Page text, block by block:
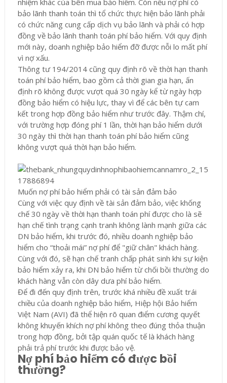
nhiệm khác của bên mua bảo hiểm. Còn nếu nợ phí có
bảo lãnh thanh toán thì tổ chức thực hiện bảo lãnh phải
có chức năng cung cấp dịch vụ bảo lãnh và phải có hợp
đồng về bảo lãnh thanh toán phí bảo hiểm. Với quy định
mới này, doanh nghiệp bảo hiểm đỡ được nỗi lo mất phí
vì nợ xấu.
Thông tư 194/2014 cũng quy định rõ về thời hạn thanh
toán phí bảo hiểm, bao gồm cả thời gian gia hạn, ấn
định rõ không được vượt quá 30 ngày kể từ ngày hợp
đồng bảo hiểm có hiệu lực, thay vì để các bên tự cam
kết trong hợp đồng bảo hiểm như trước đây. Thậm chí,
với trường hợp đóng phí 1 lần, thời hạn bảo hiểm dưới
30 ngày thì thời hạn thanh toán phí bảo hiểm cũng
không vượt quá thời hạn bảo hiểm.
Muốn nợ phí bảo hiểm phải có tài sản đảm bảo
Cùng với việc quy định về tài sản đảm bảo, việc khống
chế 30 ngày về thời hạn thanh toán phí được cho là sẽ
hạn chế tình trạng cạnh tranh không lành mạnh giữa các
DN bảo hiểm, khi trước đó, nhiều doanh nghiệp bảo
hiểm cho “thoải mái” nợ phí để "giữ chân" khách hàng.
Cùng với đó, sẽ hạn chế tranh chấp phát sinh khi sự kiện
bảo hiểm xảy ra, khi DN bảo hiểm từ chối bồi thường do
khách hàng vẫn còn dây dưa phí bảo hiểm.
Để đi đến quy định trên, trước khá nhiều đề xuất trái
chiều của doanh nghiệp bảo hiểm, Hiệp hội Bảo hiểm
Việt Nam (AVI) đã thể hiện rõ quan điểm cương quyết
không khuyến khích nợ phí không theo đúng thỏa thuận
trong hợp đồng, bởi tập quán quốc tế là khách hàng
phải trả phí trước khi được bảo vệ.
Nợ phí bảo hiểm có được bồi
thường?